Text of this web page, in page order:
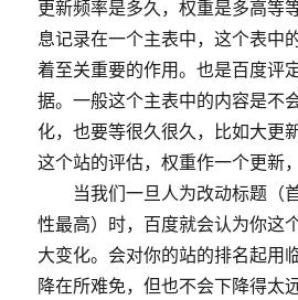
更新频率是多久，权重是多高等
息记录在一个主表中，这个表中
着至关重要的作用。也是百度评
据。一般这个主表中的内容是不
化，也要等很久很久，比如大更
这个站的评估，权重作一个更新
当我们一旦人为改动标题（
性最高）时，百度就会认为你这
大变化。会对你的站的排名起用
降在所难免，但也不会下降得太